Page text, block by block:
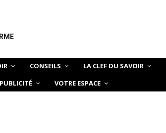
CONSEILS LA CLEF DU SAVOIR
PUBLICITÉ VOTRE ESPACE